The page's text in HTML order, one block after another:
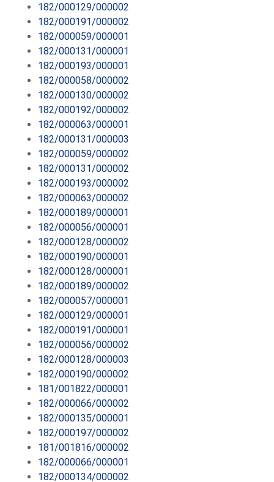
182/000129/000002
182/000191/000002
182/000059/000001
182/000131/000001
182/000193/000001
182/000058/000002
182/000130/000002
182/000192/000002
182/000063/000001
182/000131/000003
182/000059/000002
182/000131/000002
182/000193/000002
182/000063/000002
182/000189/000001
182/000056/000001
182/000128/000002
182/000190/000001
182/000128/000001
182/000189/000002
182/000057/000001
182/000129/000001
182/000191/000001
182/000056/000002
182/000128/000003
182/000190/000002
181/001822/000001
182/000066/000002
182/000135/000001
182/000197/000002
181/001816/000002
182/000066/000001
182/000134/000002